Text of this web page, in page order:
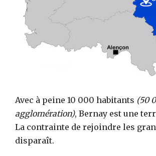
Avec à peine 10 000 habitants (50
agglomération), Bernay est une
La contrainte de rejoindre les
disparaît.